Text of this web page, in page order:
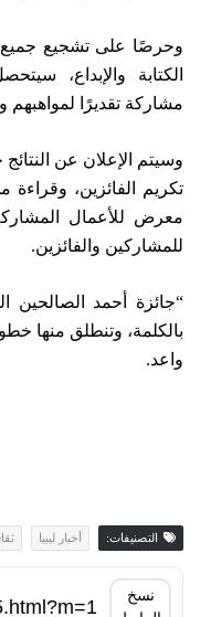
وحرصًا على تشجيع جميع
الكتابة والإبداع،
مشاركة تقديرًا لمواهبهم
وسيتم الإعلان عن
تكريم الفائزين،
معرض للأعمال
للمشاركين والفائزين.
“جائزة أحمد الصالحين
بالكلمة، وتنطلق منها
واعد.
التصنيفات: أخبار ليبيا
نسخ